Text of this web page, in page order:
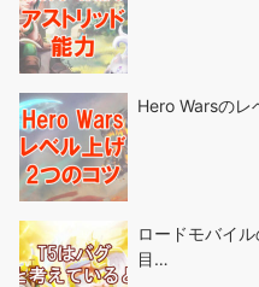
Hero Warsのレ
ロードモバイ
目…